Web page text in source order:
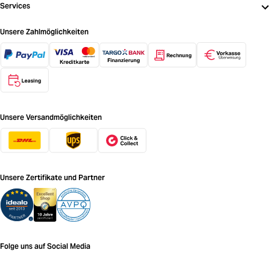
Services
Unsere Zahlmöglichkeiten
Unsere Versandmöglichkeiten
Unsere Zertifikate und Partner
Folge uns auf Social Media